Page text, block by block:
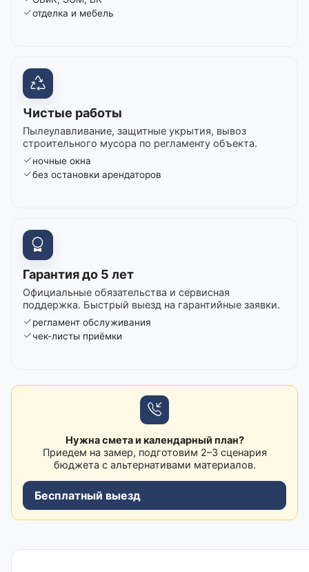
отделка и мебель
Чистые работы
Пылеулавливание, защитные укрытия, вывоз
строительного мусора по регламенту объекта.
ночные окна
без остановки арендаторов
Гарантия до 5 лет
Официальные обязательства и сервисная
поддержка. Быстрый выезд на гарантийные заявки.
регламент обслуживания
чек-листы приёмки
Нужна смета и календарный план?
Приедем на замер, подготовим 2–3 сценария
бюджета с альтернативами материалов.
Бесплатный выезд